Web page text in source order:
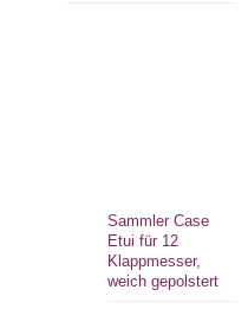
Sammler Case
Etui für 12
Klappmesser,
weich gepolstert